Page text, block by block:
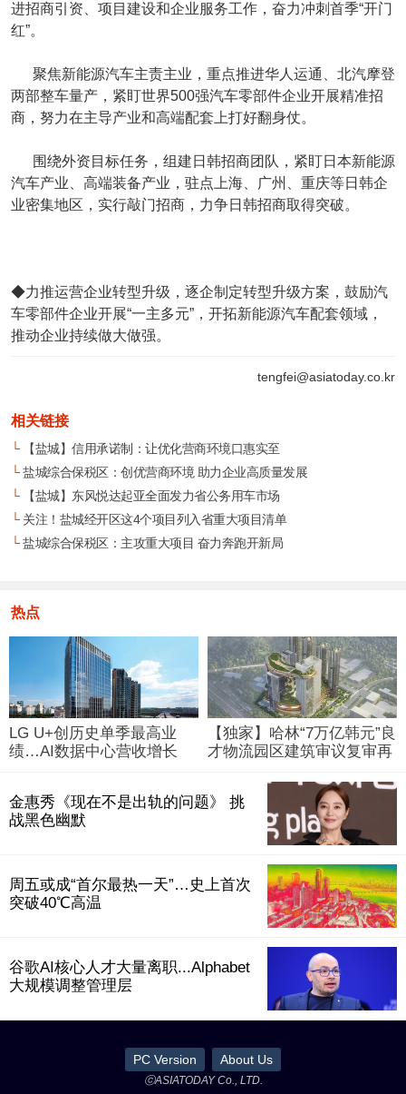
进招商引资、项目建设和企业服务工作，奋力冲刺首季“开门
红”。
聚焦新能源汽车主责主业，重点推进华人运通、北汽摩登
两部整车量产，紧盯世界500强汽车零部件企业开展精准招
商，努力在主导产业和高端配套上打好翻身仗。
围绕外资目标任务，组建日韩招商团队，紧盯日本新能源
汽车产业、高端装备产业，驻点上海、广州、重庆等日韩企
业密集地区，实行敲门招商，力争日韩招商取得突破。
◆力推运营企业转型升级，逐企制定转型升级方案，鼓励汽
车零部件企业开展“一主多元”，开拓新能源汽车配套领域，
推动企业持续做大做强。
tengfei@asiatoday.co.kr
相关链接
└【盐城】信用承诺制：让优化营商环境口惠实至
└盐城综合保税区：创优营商环境 助力企业高质量发展
└【盐城】东风悦达起亚全面发力省公务用车市场
└关注！盐城经开区这4个项目列入省重大项目清单
└盐城综合保税区：主攻重大项目 奋力奔跑开新局
热点
LG U+创历史单季最高业
绩…AI数据中心营收增长
【独家】哈林“7万亿韩元”良
才物流园区建筑审议复审再
金惠秀《现在不是出轨的问题》 挑
战黑色幽默
周五或成“首尔最热一天”…史上首次
突破40℃高温
谷歌AI核心人才大量离职...Alphabet
大规模调整管理层
PC Version About Us
ⓒASIATODAY Co., LTD.